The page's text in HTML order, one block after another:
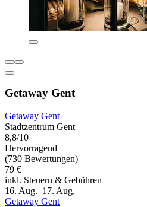
Getaway Gent
Getaway Gent
Stadtzentrum Gent
8,8/10
Hervorragend
(730 Bewertungen)
79 €
inkl. Steuern & Gebühren
16. Aug.–17. Aug.
Getaway Gent